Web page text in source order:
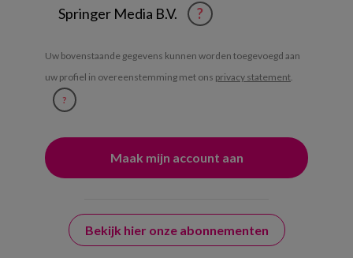
Springer Media B.V.
?
Uw bovenstaande gegevens kunnen worden toegevoegd aan
uw profiel in overeenstemming met ons privacy statement.
?
Bekijk hier onze abonnementen